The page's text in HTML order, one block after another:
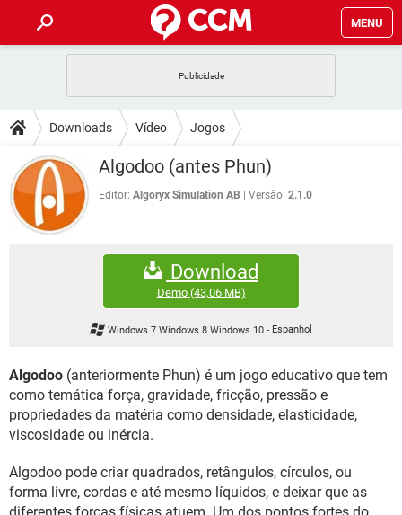
MENU
CELULAR FACEBOOK
OUTLOOK EXCEL
INSTAGRAM GMAIL
GUIA DE COMPRAS
DICAS
JOGOS WHATSAPP
CELULAR FACEBOOK
OUTLOOK
DOWNLOADS
JOGOS WHATSAPP
CELULAR
EXCEL
GMAIL
FÓRUM
FACEBOOK
EXCEL
GMAIL
WHATSAPP
INSTAGRAM GMAIL
GUIA DE COMPRAS
Downloads Vídeo Jogos
Algodoo (antes Phun)
Editor: Algoryx Simulation AB Versão: 2.1.0
Download
Demo(43,06 MB)
Windows 7 Windows 8 Windows 10- Espanhol
Algodoo (anteriormente Phun) é um jogo educativo que tem
como temática força, gravidade, fricção, pressão e
propriedades da matéria como densidade, elasticidade,
viscosidade ou inércia.
Algodoo pode criar quadrados, retângulos, círculos, ou
forma livre, cordas e até mesmo líquidos, e deixar que as